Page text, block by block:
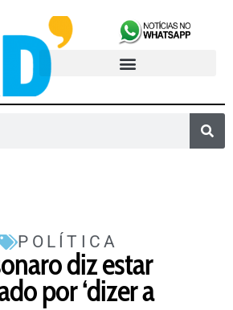
POLÍTICA
diz estar
por ‘dizer a